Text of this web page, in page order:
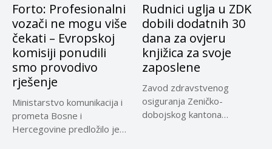
Forto: Profesionalni
vozači ne mogu više
čekati – Evropskoj
komisiji ponudili
smo provodivo
rješenje
Ministarstvo komunikacija i
prometa Bosne i
Hercegovine predložilo je
Rudnici uglja u ZDK
dobili dodatnih 30
dana za ovjeru
knjižica za svoje
zaposlene
Zavod zdravstvenog
osiguranja Zeničko-
dobojskog kantona